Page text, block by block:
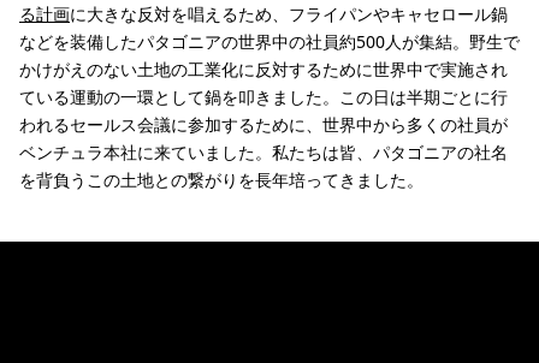
る計画に大きな反対を唱えるため、フライパンやキャセロール鍋
などを装備したパタゴニアの世界中の社員約500人が集結。野生で
かけがえのない土地の工業化に反対するために世界中で実施され
ている運動の一環として鍋を叩きました。この日は半期ごとに行
われるセールス会議に参加するために、世界中から多くの社員が
ベンチュラ本社に来ていました。私たちは皆、パタゴニアの社名
を背負うこの土地との繋がりを長年培ってきました。